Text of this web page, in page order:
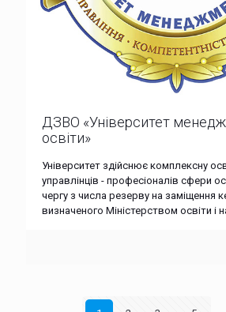
ДЗВО «Університет
освіти»
Університет здійснює комплексну
управлінців - професіоналів сфери
чергу з числа резерву на заміщення
визначеного Міністерством освіти і